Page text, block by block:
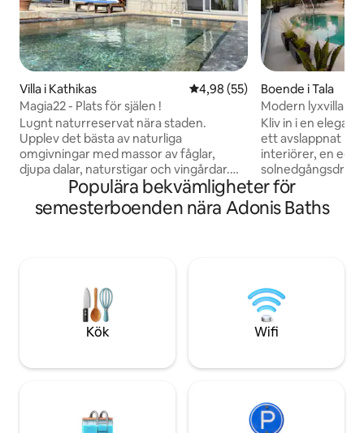
Villa i Kathikas 4,98 av 5 i genomsnittligt
4,98 (55)
Magia22 - Plats för själen !
Lugnt naturreservat nära staden.
Upplev det bästa av naturliga
omgivningar med massor av fåglar,
djupa dalar, naturstigar och vingårdar.
Vandra eller gå på de närliggande
naturlederna Agiasma och Moundiko
eller helt enkelt kommunicera med
naturens magi men med alla
bekvämligheter hemifrån. Magia22 har
plats för 7 personer, gratis Wi-Fi,
grillplats och alla moderna
Boende i Tala
Modern lyxvilla
Kliv in i en
ett avslappnat liv
interiörer, en
ditt eget
utomhus.
och erbjuder den
mindre än en
Husregler på
och ytterligare
Populära bekvämligheter för
semesterboenden nära Adonis Baths
Kök Wifi